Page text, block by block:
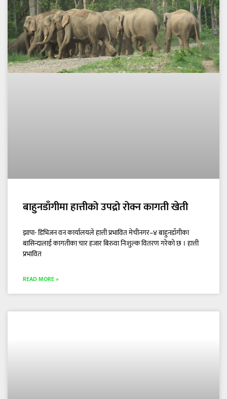
बाहुनडाँगीमा हात्तीको उपद्रो रोक्न कागती खेती
झापा- डिभिजन वन कार्यालयले हात्ती प्रभावित मेचीनगर–४ बाहुनडाँगीका
बासिन्दालाई कागतीका चार हजार बिरुवा निःशुल्क वितरण गरेको छ । हात्ती
प्रभावित
READ MORE »